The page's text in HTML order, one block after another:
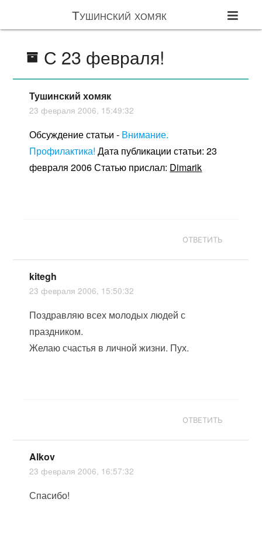
Тушинский хомяк
С 23 февраля!
Тушинский хомяк
23 февраля 2006, 15:49:32
Обсуждение статьи - Внимание.
Профилактика! Дата публикации статьи: 23
февраля 2006 Статью прислал: Dimarik
ОТВЕТИТЬ
kitegh
23 февраля 2006, 15:50:32
Поздравляю всех молодых людей с
праздником.
Желаю счастья в личной жизни. Пух.
ОТВЕТИТЬ
Alkov
23 февраля 2006, 16:57:32
Спасибо!